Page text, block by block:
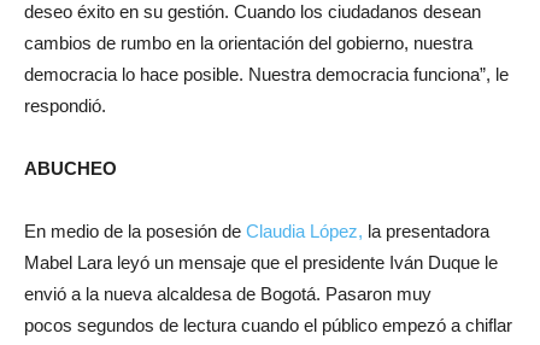
deseo éxito en su gestión. Cuando los ciudadanos desean
cambios de rumbo en la orientación del gobierno, nuestra
democracia lo hace posible. Nuestra democracia funciona”, le
respondió.
ABUCHEO
En medio de la posesión de Claudia López, la presentadora
Mabel Lara leyó un mensaje que el presidente Iván Duque le
envió a la nueva alcaldesa de Bogotá. Pasaron muy
pocos segundos de lectura cuando el público empezó a chiflar